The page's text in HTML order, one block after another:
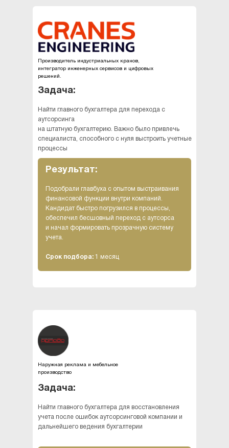
Производитель индустриальных кранов,
интегратор инженерных сервисов и цифровых
решений.
Найти главного бухгалтера для перехода с
аутсорсинга
на штатную бухгалтерию. Важно было привлечь
специалиста, способного с нуля выстроить учетные
процессы
Задача:
Подобрали главбуха с опытом выстраивания
финансовой функции внутри компаний.
Кандидат быстро погрузился в процессы,
обеспечил бесшовный переход с аутсорса
и начал формировать прозрачную систему
учета.
Срок подбора: 1 месяц
Результат:
Наружная реклама и мебельное
производство
Найти главного бухгалтера для восстановления
учета после ошибок аутсорсинговой компании и
дальнейшего ведения бухгалтерии
Задача: